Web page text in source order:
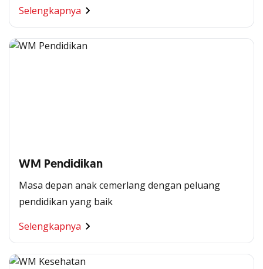
Selengkapnya
WM Pendidikan
Masa depan anak cemerlang dengan peluang
pendidikan yang baik
Selengkapnya